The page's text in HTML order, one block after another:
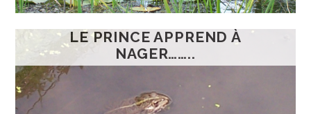
LE PRINCE APPREND À
NAGER……..